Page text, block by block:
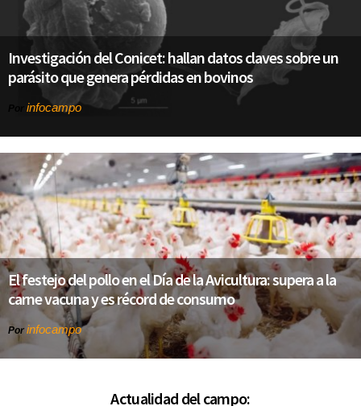
Investigación del Conicet: hallan datos claves sobre un
parásito que genera pérdidas en bovinos
infocampo
El festejo del pollo en el Día de la Avicultura: supera a la
carne vacuna y es récord de consumo
Por infocampo
Actualidad del campo: